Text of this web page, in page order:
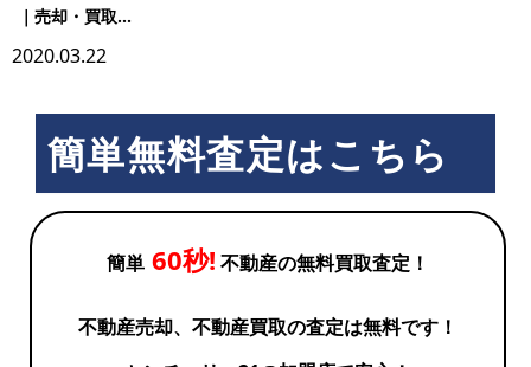
｜売却・買取...
2020.03.22
簡単無料査定はこちら
簡単 60秒! 不動産の無料買取査定！
不動産売却、不動産買取の査定は無料です！